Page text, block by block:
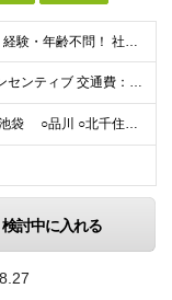
学歴・職歴・資格・性別・経験・年齢不問！ 社会人経験ゼロ、昼職経験ゼロでもご安心ください♪ 〈年功序列の完全撤廃〉 学歴、職歴、資格、経験など関係なく 頑張った分だけ正当に評価される。 だから昇格
月給30万円～50万円＋インセンティブ 交通費：全額支給 ※試用期間3ヶ月間は契約社員で月給25万円 ※研修先は、面談時にご相談させていただきます ☆昇給・昇格有 ☆インセンティブ有
■勤務地 ○新宿 ○渋谷 ○池袋 ○品川 ○北千住 ※あなたの経験やスキルに応じて研修先は、 面談時にてご相談させていただきます。 (変更の範囲)上記を除く当社関連勤務地 ■本社 東
検討中に入れる